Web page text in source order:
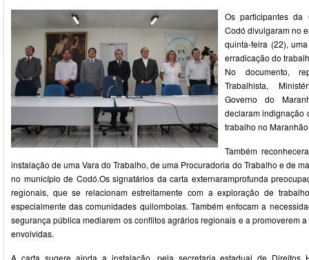
Os participantes da
Codó divulgaram no
quinta-feira (22),
erradicação do
No documento,
Trabalhista,
Governo do
declaram indignação
trabalho no
Também
instalação de uma Vara do Trabalho, de uma Procuradoria do Trabalho e de
no município de Codó.Os signatários da carta externaramprofunda
regionais, que se relacionam estreitamente com a exploração de
especialmente das comunidades quilombolas. Também enfocam a
segurança pública mediarem os conflitos agrários regionais e a promoverem
envolvidas.
A carta sugere ainda a instalação, pela secretaria estadual de Direitos